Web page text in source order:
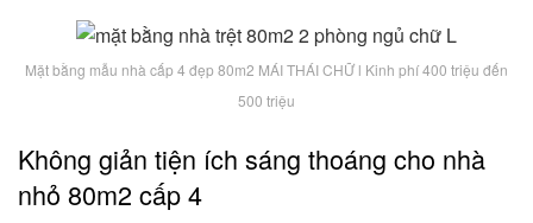
Mặt bằng mẫu nhà cấp 4 đẹp 80m2 MÁI THÁI CHỮ l Kinh phí 400 triệu đến
500 triệu
Không giản tiện ích sáng thoáng cho nhà
nhỏ 80m2 cấp 4